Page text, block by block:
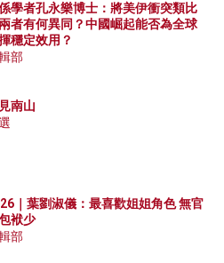
學者孔永樂博士：將美伊衝突類比
者有何異同？中國崛起能否為全球
穩定效用？
部
南山
｜葉劉淑儀：最喜歡姐姐角色 無官
袱少
部